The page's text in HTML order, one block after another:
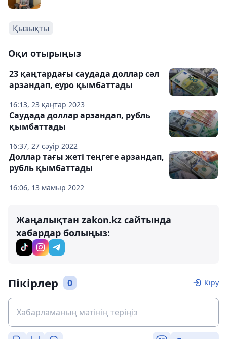
Қызықты
Оқи отырыңыз
16:13, 23 қаңтар 2023
23 қаңтардағы саудада доллар сәл
арзандап, еуро қымбаттады
16:37, 27 сәуір 2022
Саудада доллар арзандап, рубль
қымбаттады
16:06, 13 мамыр 2022
Доллар тағы жеті теңгеге арзандап,
рубль қымбаттады
Жаңалықтан zakon.kz сайтында
хабардар болыңыз:
Пікірлер 0 Кіру